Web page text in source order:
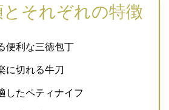
それぞれの特徴
便利な三徳包丁
に切れる牛刀
したペティナイフ